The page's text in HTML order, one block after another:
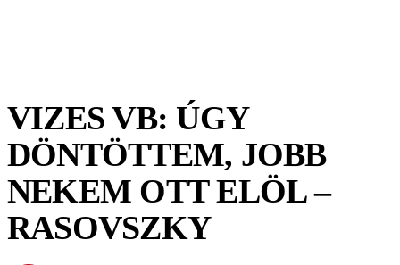
VIZES VB: ÚGY
DÖNTÖTTEM, JOBB
NEKEM OTT ELÖL –
RASOVSZKY